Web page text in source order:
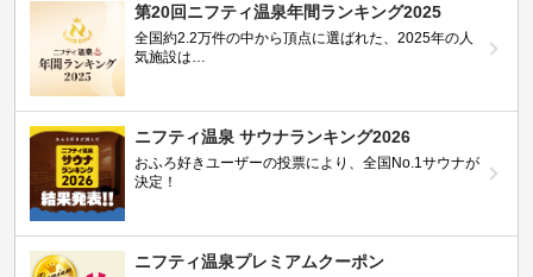
第20回ニフティ温泉年間ランキング2025
全国約2.2万件の中から頂点に選ばれた、2025年の人
気施設は…
ニフティ温泉 サウナランキング2026
おふろ好きユーザーの投票により、全国No.1サウナが
決定！
ニフティ温泉プレミアムクーポン